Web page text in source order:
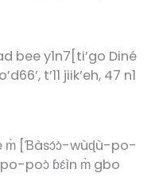
bee y1n7[ti’go Diné
t’11 jiik’eh, 47 n1
m̀ [Ɓàsɔ́ɔ̀-wùɖù-po-
poɔ̀ ɓɛ́ìn m̀ gbo